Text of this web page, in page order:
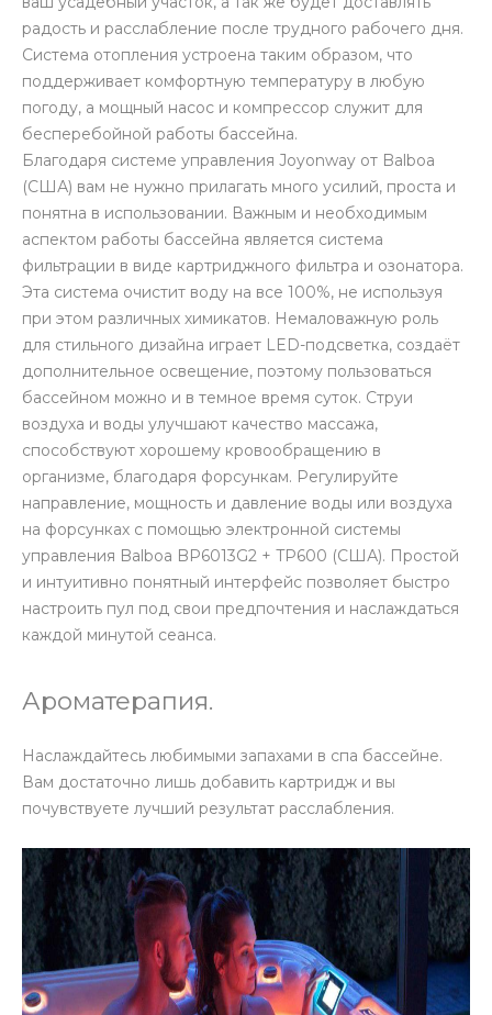
радость и расслабление после трудного рабочего дня.
Система отопления устроена таким образом, что
поддерживает комфортную температуру в любую
погоду, а мощный насос и компрессор служит для
бесперебойной работы бассейна.
Благодаря системе управления Joyonway от Balboa
(США) вам не нужно прилагать много усилий, проста и
понятна в использовании. Важным и необходимым
аспектом работы бассейна является система
фильтрации в виде картриджного фильтра и озонатора.
Эта система очистит воду на все 100%, не используя
при этом различных химикатов. Немаловажную роль
для стильного дизайна играет LED-подсветка, создаёт
дополнительное освещение, поэтому пользоваться
бассейном можно и в темное время суток. Струи
воздуха и воды улучшают качество массажа,
способствуют хорошему кровообращению в
организме, благодаря форсункам. Регулируйте
направление, мощность и давление воды или воздуха
на форсунках с помощью электронной системы
управления Balboa BP6013G2 + TP600 (США). Простой
и интуитивно понятный интерфейс позволяет быстро
настроить пул под свои предпочтения и наслаждаться
каждой минутой сеанса.
Ароматерапия.
Наслаждайтесь любимыми запахами в спа бассейне.
Вам достаточно лишь добавить картридж и вы
почувствуете лучший результат расслабления.